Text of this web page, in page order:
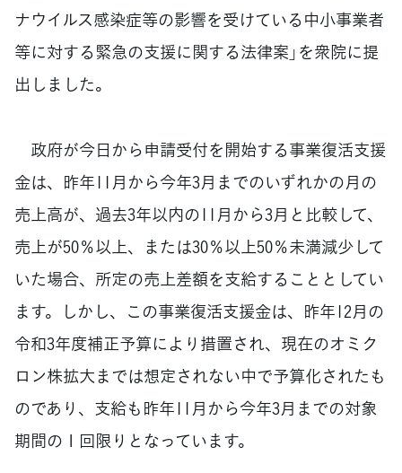
ナウイルス感染症等の影響を受けている中小事業者
等に対する緊急の支援に関する法律案」を衆院に提
出しました。
政府が今日から申請受付を開始する事業復活支援
金は、昨年11月から今年3月までのいずれかの月の
売上高が、過去3年以内の11月から3月と比較して、
売上が50％以上、または30％以上50％未満減少して
いた場合、所定の売上差額を支給することとしてい
ます。しかし、この事業復活支援金は、昨年12月の
令和3年度補正予算により措置され、現在のオミク
ロン株拡大までは想定されない中で予算化されたも
のであり、支給も昨年11月から今年3月までの対象
期間の１回限りとなっています。